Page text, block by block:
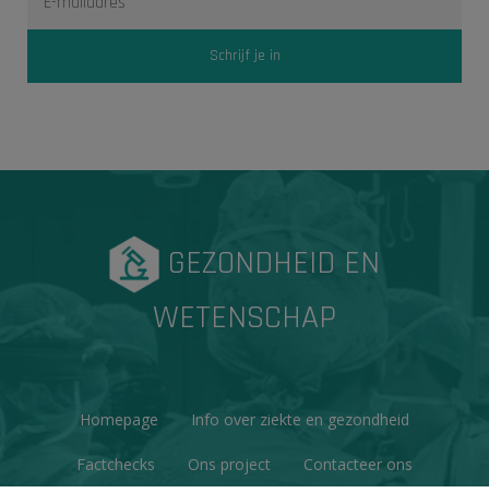
GEZONDHEID EN
WETENSCHAP
Homepage Info over ziekte en gezondheid
Factchecks Ons project Contacteer ons